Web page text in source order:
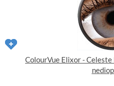
ColourVue Elixor -